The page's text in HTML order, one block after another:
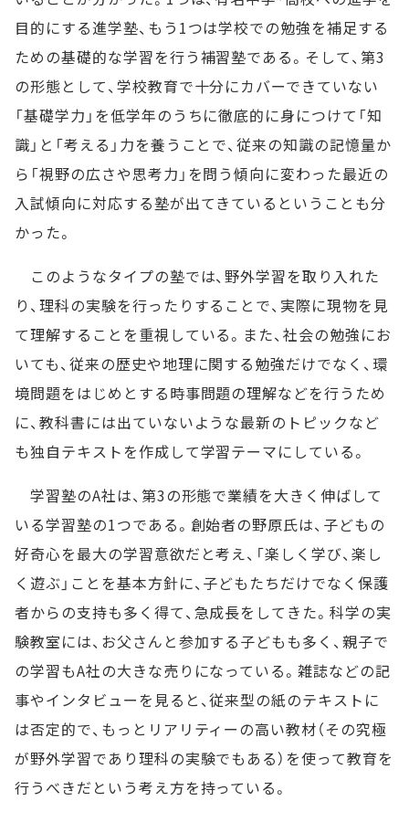
目的にする進学塾、もう1つは学校での勉強を補足する
ための基礎的な学習を行う補習塾である。そして、第3
の形態として、学校教育で十分にカバーできていない
「基礎学力」を低学年のうちに徹底的に身につけて「知
識」と「考える」力を養うことで、従来の知識の記憶量か
ら「視野の広さや思考力」を問う傾向に変わった最近の
入試傾向に対応する塾が出てきているということも分
かった。
このようなタイプの塾では、野外学習を取り入れた
り、理科の実験を行ったりすることで、実際に現物を見
て理解することを重視している。また、社会の勉強にお
いても、従来の歴史や地理に関する勉強だけでなく、環
境問題をはじめとする時事問題の理解などを行うため
に、教科書には出ていないような最新のトピックなど
も独自テキストを作成して学習テーマにしている。
学習塾のA社は、第3の形態で業績を大きく伸ばして
いる学習塾の1つである。創始者の野原氏は、子どもの
好奇心を最大の学習意欲だと考え、「楽しく学び、楽し
く遊ぶ」ことを基本方針に、子どもたちだけでなく保護
者からの支持も多く得て、急成長をしてきた。科学の実
験教室には、お父さんと参加する子どもも多く、親子で
の学習もA社の大きな売りになっている。雑誌などの記
事やインタビューを見ると、従来型の紙のテキストに
は否定的で、もっとリアリティーの高い教材（その究極
が野外学習であり理科の実験でもある）を使って教育を
行うべきだという考え方を持っている。